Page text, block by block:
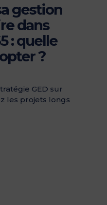
gestion
dans
: quelle
?
GED sur
les projets longs